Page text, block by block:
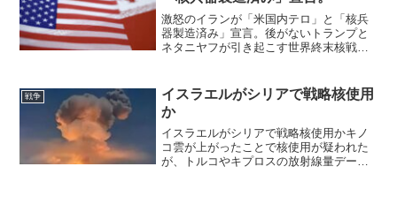
激怒のイランが「米国内テロ」と「核兵
器製造済み」宣言。後がないトランプと
ネタニヤフが引き起こす世界終末核戦争
戦争でイスラエルと米国が窮地に立って
いる。この戦争に勝つには...
戦争
イスラエルがシリアで戦略核使用
か
イスラエルがシリアで戦略核使用かキノ
コ雲が上がったことで核使用が疑われた
が、トルコやキプロスの放射線量データ